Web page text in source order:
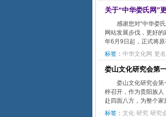
关于“中华娄氏网”
感谢您对“中华娄
网站发展步伐，更好
年6月9日起，正式将原
标签： 中华文化网 更名
娄山文化研究会第
娄山文化研究会
梓召开，作为贵阳族
赴四面八方，为整个
标签： 文化 研究 研究